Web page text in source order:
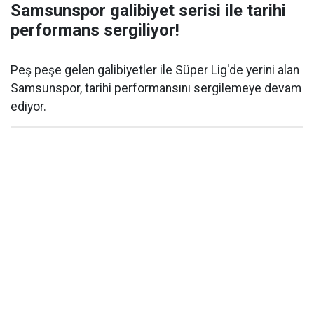
Samsunspor galibiyet serisi ile tarihi
performans sergiliyor!
Peş peşe gelen galibiyetler ile Süper Lig'de yerini alan
Samsunspor, tarihi performansını sergilemeye devam
ediyor.